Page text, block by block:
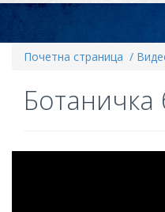
Почетна страница /
Ботаничка